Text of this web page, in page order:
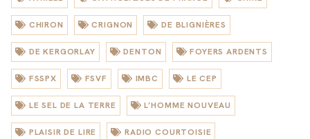
CHIRON CRIGNON DE BLIGNIÈRES
DE KERGORLAY DENTON FOYERS ARDENTS
FSSPX FSVF IMBC LE CEP
LE SEL DE LA TERRE L’HOMME NOUVEAU
PLAISIR DE LIRE RADIO COURTOISIE